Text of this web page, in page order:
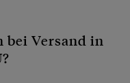
bei Versand in